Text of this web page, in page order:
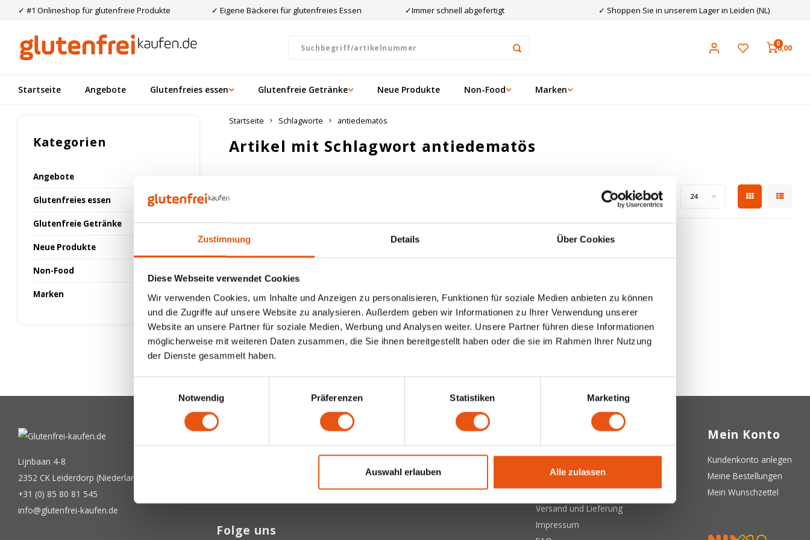
Zustimmung Details Über Cookies
Diese Webseite verwendet Cookies
Wir verwenden Cookies, um Inhalte und Anzeigen zu personalisieren, Funktionen für soziale Medien anbieten zu können
und die Zugriffe auf unsere Website zu analysieren. Außerdem geben wir Informationen zu Ihrer Verwendung unserer
Website an unsere Partner für soziale Medien, Werbung und Analysen weiter. Unsere Partner führen diese Informationen
möglicherweise mit weiteren Daten zusammen, die Sie ihnen bereitgestellt haben oder die sie im Rahmen Ihrer Nutzung
der Dienste gesammelt haben.
Notwendig
Präferenzen Statistiken Marketing
Auswahl erlauben Alle zulassen
✓ #1 Onlineshop für glutenfreie Produkte ✓ Eigene Bäckerei für glutenfreies Essen ✓Immer schnell abgefertigt ✓ Shoppen Sie in unserem Lager in Leiden (NL)
00,00
Startseite Angebote Glutenfreies essen Glutenfreie Getränke Neue Produkte Non-Food Marken
Kategorien
Angebote
Glutenfreies essen
Glutenfreie Getränke
Neue Produkte
Non-Food
Marken
Startseite Schlagworte antiedematös
Artikel mit Schlagwort antiedematös
Zeige 1 - 0 von 0 Anzeigen: 24
Lijnbaan 4-8
2352 CK Leiderdorp (Niederlande)
+31 (0) 85 80 81 545
info@glutenfrei-kaufen.de
Bekommen Sie letzten Updates, Neuigkeiten und Promotionen per E-Mail
Abonnieren
Folge uns
Kundendienst
Über uns
Allgemeine Geschäftsbedingungen
Datenschutzerklärung
Versand und Lieferung
Impressum
Mein Konto
Kundenkonto anlegen
Meine Bestellungen
Mein Wunschzettel